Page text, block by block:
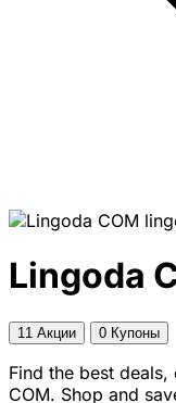
Lingoda
11 Акции 0 Купоны
Find the best
COM. Shop and